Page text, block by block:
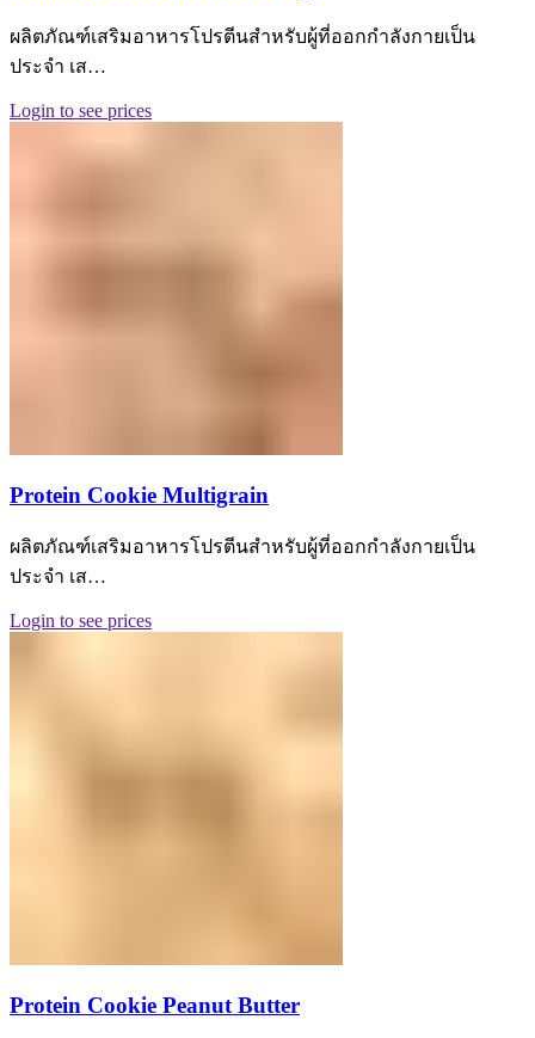
ผลิตภัณฑ์เสริมอาหารโปรตีนสำหรับผู้ที่ออกกำลังกายเป็น
ประจำ เส…
Login to see prices
Protein Cookie Multigrain
ผลิตภัณฑ์เสริมอาหารโปรตีนสำหรับผู้ที่ออกกำลังกายเป็น
ประจำ เส…
Login to see prices
Protein Cookie Peanut Butter